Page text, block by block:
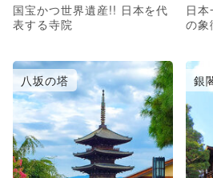
国宝かつ世界遺産!! 日本を代
表する寺院
日
の象
八坂の塔 銀